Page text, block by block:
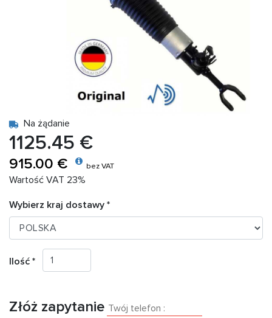
Na żądanie
1125.45 €
915.00 € bez VAT
Wartość VAT 23%
Wybierz kraj dostawy *
Ilość *
Złóż zapytanie